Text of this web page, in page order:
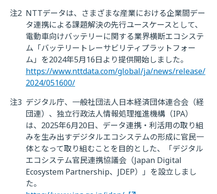
注2 NTTデータは、さまざまな産業における企業間デー
タ連携による課題解決の先行ユースケースとして、
電動車向けバッテリーに関する業界横断エコシステ
ム「バッテリートレーサビリティプラットフォー
ム」を2024年5月16日より提供開始しました。
https://www.nttdata.com/global/ja/news/release/
2024/051600/
注3 デジタル庁、一般社団法人日本経済団体連合会（経
団連）、独立行政法人情報処理推進機構（IPA）
は、2025年6月20日、データ連携・利活用の取り組
みを生み出すデジタルエコシステムの形成に官民一
体となって取り組むことを目的とした、「デジタル
エコシステム官民連携協議会（Japan Digital
Ecosystem Partnership、JDEP）」を設立しまし
た。